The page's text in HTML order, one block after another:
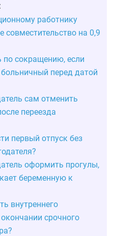
работнику
на 0,9
сокращению, если
перед датой
сам отменить
переезда
первый отпуск без
оформить прогулы,
беременную к
внутреннего
срочного